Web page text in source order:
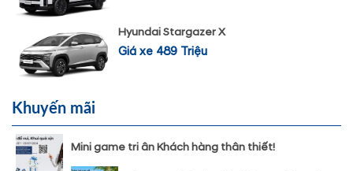
Hyundai Stargazer X
Giá xe 489 Triệu
Khuyến mãi
Mini game tri ân Khách hàng thân thiết!